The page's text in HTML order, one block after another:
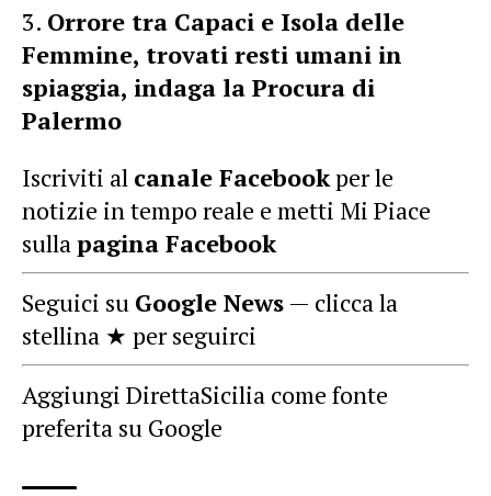
Orrore tra Capaci e Isola delle
Femmine, trovati resti umani in
spiaggia, indaga la Procura di
Palermo
Iscriviti al canale Facebookper le
notizie in tempo reale e metti Mi Piace
sullapagina Facebook
Seguici su Google News — clicca la
stellina ★ per seguirci
Aggiungi DirettaSicilia come fonte
preferita su Google